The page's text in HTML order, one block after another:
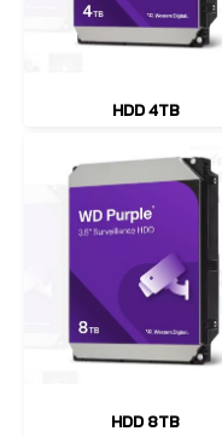
HDD 4TB
HDD 8TB